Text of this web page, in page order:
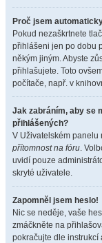
Proč jsem
Pokud nezaškrtnete
přihlášeni jen po dobu
někým jiným. Abyste
přihlašujete. Toto
počítače, např. v
Jak zabráním, aby se
přihlášených?
V Uživatelském panelu
přítomnost na fóru.
uvidí pouze
skryté uživatele.
Zapomněl jsem heslo!
Nic se neděje, vaše
zmáčkněte na
pokračujte dle instrukcí